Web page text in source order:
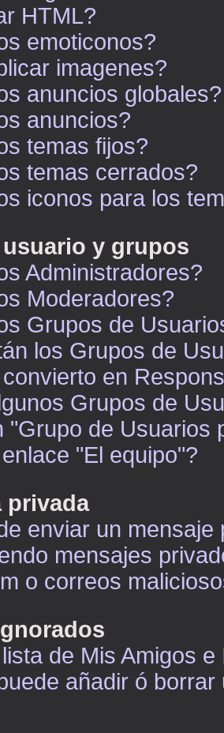
HTML?
emoticonos?
imagenes?
anuncios globales?
anuncios?
temas fijos?
temas cerrados?
iconos para los
y grupos
Administradores?
Moderadores?
Grupos de
los Grupos de
en
Grupos de
"Grupo de Usuarios
"El equipo"?
privada
enviar un mensaje
mensajes
o correos
de Mis Amigos e
añadir ó